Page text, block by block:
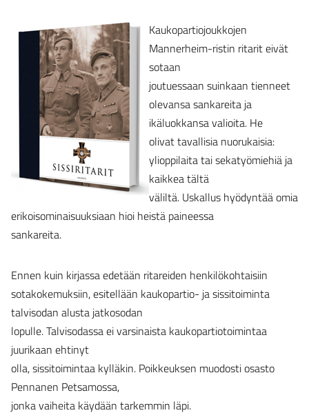
Kaukopartiojoukkojen
Mannerheim-ristin ritarit eivät
sotaan
joutuessaan suinkaan tienneet
olevansa sankareita ja
ikäluokkansa valioita. He
olivat tavallisia nuorukaisia:
ylioppilaita tai sekatyömiehiä ja
kaikkea tältä
väliltä. Uskallus hyödyntää omia
erikoisominaisuuksiaan hioi heistä paineessa
sankareita.
Ennen kuin kirjassa edetään ritareiden henkilökohtaisiin
sotakokemuksiin, esitellään kaukopartio- ja sissitoiminta
talvisodan alusta jatkosodan
lopulle. Talvisodassa ei varsinaista kaukopartiotoimintaa
juurikaan ehtinyt
olla, sissitoimintaa kylläkin. Poikkeuksen muodosti osasto
Pennanen Petsamossa,
jonka vaiheita käydään tarkemmin läpi.